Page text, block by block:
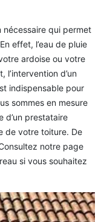
nécessaire qui permet
effet, l’eau de pluie
ardoise ou votre
d’un
indispensable pour
sommes en mesure
d’un prestataire
de votre toiture. De
notre page
si vous souhaitez